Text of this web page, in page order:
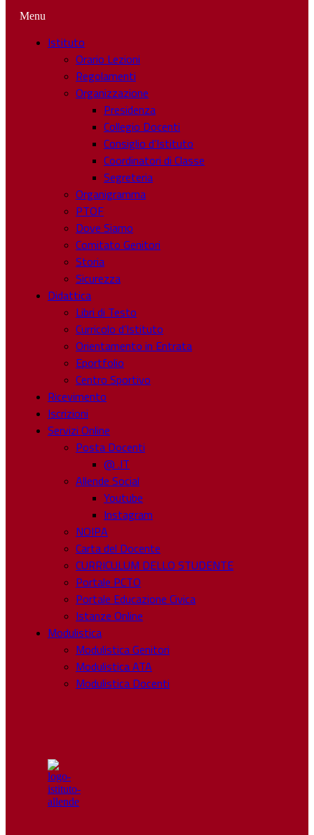
Menu
Istituto
Orario Lezioni
Regolamenti
Organizzazione
Presidenza
Collegio Docenti
Consiglio d’Istituto
Coordinatori di Classe
Segreteria
Organigramma
PTOF
Dove Siamo
Comitato Genitori
Storia
Sicurezza
Didattica
Libri di Testo
Curricolo d’Istituto
Orientamento in Entrata
Eportfolio
Centro Sportivo
Ricevimento
Iscrizioni
Servizi Online
Posta Docenti
@ .IT
Allende Social
Youtube
Instagram
NOIPA
Carta del Docente
CURRICULUM DELLO STUDENTE
Portale PCTO
Portale Educazione Civica
Istanze Online
Modulistica
Modulistica Genitori
Modulistica ATA
Modulistica Docenti